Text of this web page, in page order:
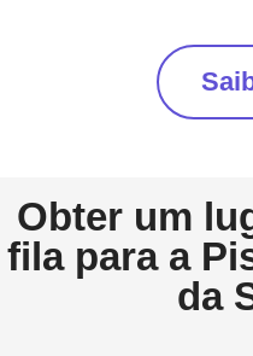
Obter um
fila para a
da